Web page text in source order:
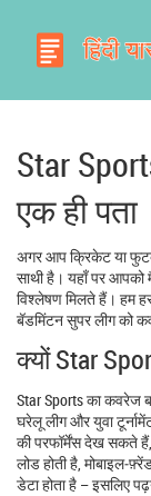
Star
एक ही पता
अगर आप क्रिकेट या
साथी है। यहाँ पर आपको
विश्लेषण मिलते हैं। हम
बॅडमिंटन सुपर लीग को
क्यों Star
Star Sports का कवरेज
घरेलू लीग और युवा
की परफॉर्मेंस देख सकते
लोड होती है,
डेटा होता है – इसलिए